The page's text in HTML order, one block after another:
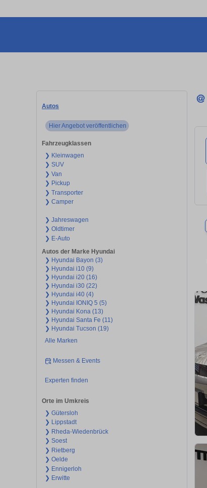
Autos
Hier Angebot veröffentlichen
Fahrzeugklassen
❯ Kleinwagen
❯ SUV
❯ Van
❯ Pickup
❯ Transporter
❯ Camper
❯ Jahreswagen
❯ Oldtimer
❯ E-Auto
Autos der Marke Hyundai
❯ Hyundai Bayon (3)
❯ Hyundai i10 (9)
❯ Hyundai i20 (16)
❯ Hyundai i30 (22)
❯ Hyundai i40 (4)
❯ Hyundai IONIQ 5 (5)
❯ Hyundai Kona (13)
❯ Hyundai Santa Fe (11)
❯ Hyundai Tucson (19)
Alle Marken
Messen & Events
Experten finden
Orte im Umkreis
❯ Gütersloh
❯ Lippstadt
❯ Rheda-Wiedenbrück
❯ Soest
❯ Rietberg
❯ Oelde
❯ Ennigerloh
❯ Erwitte